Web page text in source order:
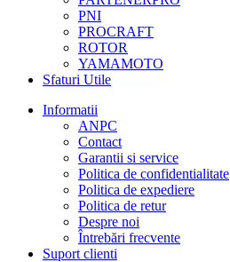
PNI
PROCRAFT
ROTOR
YAMAMOTO
Sfaturi Utile
Informatii
ANPC
Contact
Garantii si service
Politica de confidentialitate
Politica de expediere
Politica de retur
Despre noi
Întrebări frecvente
Suport clienti